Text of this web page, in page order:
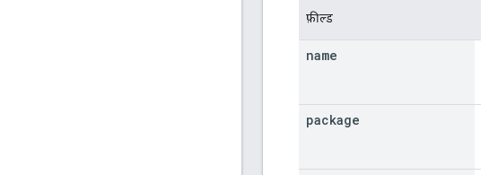
फ़ील्ड
name
package